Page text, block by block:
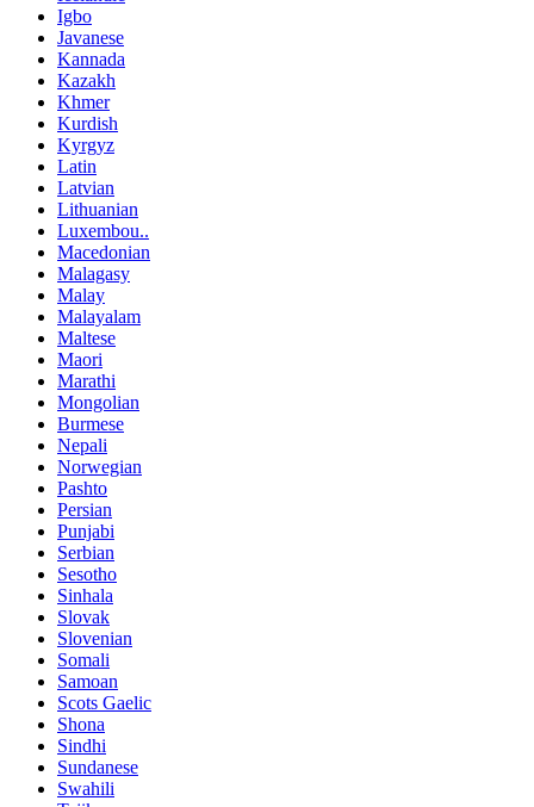
Igbo
Javanese
Kannada
Kazakh
Khmer
Kurdish
Kyrgyz
Latin
Latvian
Lithuanian
Luxembou..
Macedonian
Malagasy
Malay
Malayalam
Maltese
Maori
Marathi
Mongolian
Burmese
Nepali
Norwegian
Pashto
Persian
Punjabi
Serbian
Sesotho
Sinhala
Slovak
Slovenian
Somali
Samoan
Scots Gaelic
Shona
Sindhi
Sundanese
Swahili